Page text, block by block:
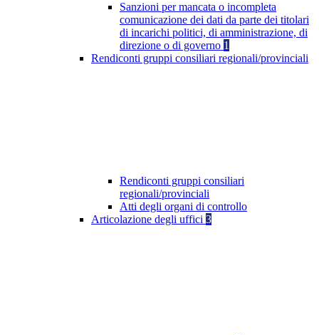
Sanzioni per mancata o incompleta
comunicazione dei dati da parte dei titolari
di incarichi politici, di amministrazione, di
direzione o di governo 1
Rendiconti gruppi consiliari regionali/provinciali
Rendiconti gruppi consiliari
regionali/provinciali
Atti degli organi di controllo
Articolazione degli uffici 3